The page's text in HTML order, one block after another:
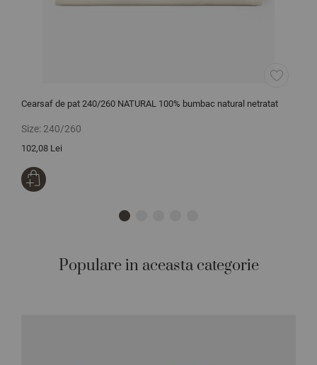
Cearsaf de pat 240/260 NATURAL 100% bumbac natural netratat
Size: 240/260
102,08 Lei
Populare in aceasta categorie